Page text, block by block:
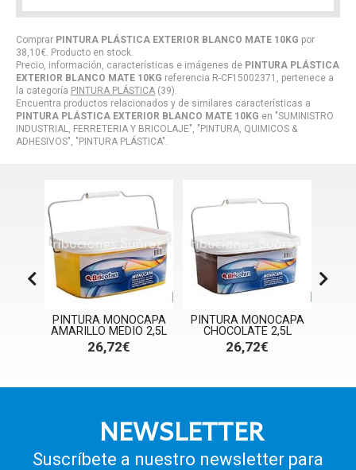
Comprar PINTURA PLÁSTICA EXTERIOR BLANCO MATE 10KG por
38,10€. Producto en stock.
Precio, información, características e imágenes de PINTURA PLÁSTICA
EXTERIOR BLANCO MATE 10KG referencia R-CF15002371, pertenece a
la categoría PINTURA PLÁSTICA (39).
Encuentra productos relacionados y de similares características a
PINTURA PLÁSTICA EXTERIOR BLANCO MATE 10KG en "SUMINISTRO
INDUSTRIAL, FERRETERIA Y BRICOLAJE", "PINTURA, QUIMICOS &
ADHESIVOS", "PINTURA PLÁSTICA".
PINTURA MONOCAPA
AMARILLO MEDIO 2,5L
26,72€
PINTURA MONOCAPA
CHOCOLATE 2,5L
26,72€
NEWSLETTER
Suscríbete a nuestro newsletter para